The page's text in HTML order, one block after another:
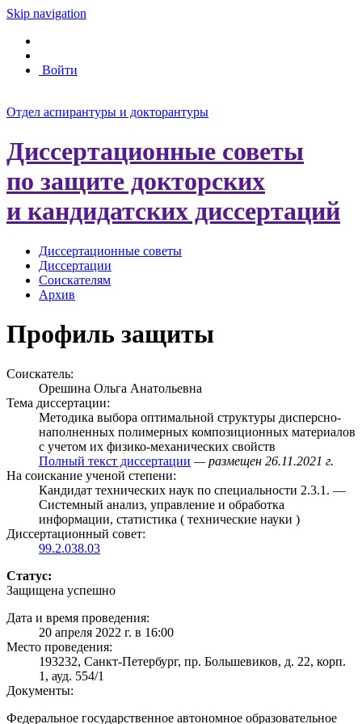
Skip navigation
Войти
Отдел аспирантуры и докторантуры
Диссертационные советы
по защите докторских
и кандидатских диссертаций
Диссертационные советы
Диссертации
Соискателям
Архив
Профиль защиты
Соискатель:
Орешина Ольга Анатольевна
Тема диссертации:
Методика выбора оптимальной структуры дисперсно-
наполненных полимерных композиционных материалов
с учетом их физико-механических свойств
Полный текст диссертации — размещен 26.11.2021 г.
На соискание ученой степени:
Кандидат технических наук по специальности 2.3.1. —
Системный анализ, управление и обработка
информации, статистика ( технические науки )
Диссертационный совет:
99.2.038.03
Статус:
Защищена успешно
Дата и время проведения:
20 апреля 2022 г. в 16:00
Место проведения:
193232, Санкт-Петербург, пр. Большевиков, д. 22, корп.
1, ауд. 554/1
Документы:
Федеральное государственное автономное образовательное